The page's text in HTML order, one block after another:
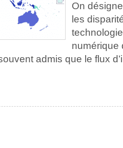
On
les
numérique
admis que le flux